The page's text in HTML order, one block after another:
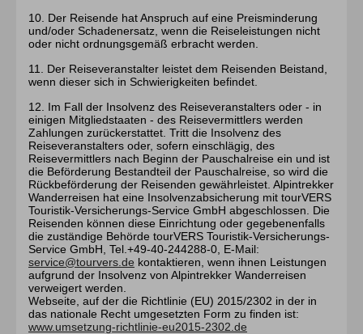
10. Der Reisende hat Anspruch auf eine Preisminderung
und/oder Schadenersatz, wenn die Reiseleistungen nicht
oder nicht ordnungsgemäß erbracht werden.
11. Der Reiseveranstalter leistet dem Reisenden Beistand,
wenn dieser sich in Schwierigkeiten befindet.
12. Im Fall der Insolvenz des Reiseveranstalters oder - in
einigen Mitgliedstaaten - des Reisevermittlers werden
Zahlungen zurückerstattet. Tritt die Insolvenz des
Reiseveranstalters oder, sofern einschlägig, des
Reisevermittlers nach Beginn der Pauschalreise ein und ist
die Beförderung Bestandteil der Pauschalreise, so wird die
Rückbeförderung der Reisenden gewährleistet. Alpintrekker
Wanderreisen hat eine Insolvenzabsicherung mit tourVERS
Touristik-Versicherungs-Service GmbH abgeschlossen. Die
Reisenden können diese Einrichtung oder gegebenenfalls
die zuständige Behörde tourVERS Touristik-Versicherungs-
Service GmbH, Tel.+49-40-244288-0, E-Mail:
service@tourvers.de kontaktieren, wenn ihnen Leistungen
aufgrund der Insolvenz von Alpintrekker Wanderreisen
verweigert werden.
Webseite, auf der die Richtlinie (EU) 2015/2302 in der in
das nationale Recht umgesetzten Form zu finden ist:
www.umsetzung-richtlinie-eu2015-2302.de